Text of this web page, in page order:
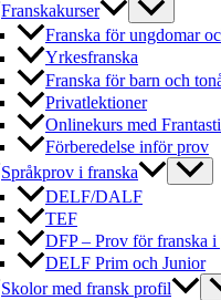
Franskakurser
Franska för ungdomar
Yrkesfranska
Franska för barn och
Privatlektioner
Onlinekurs med
Förberedelse inför prov
Språkprov i franska
DELF/DALF
TEF
DFP – Prov för franska
DELF Prim och Junior
Skolor med fransk profil